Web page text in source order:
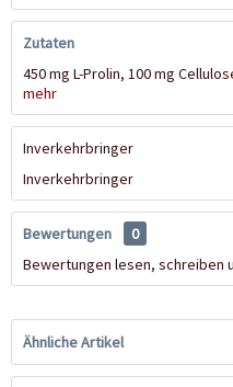
Zutaten
450 mg L-Prolin, 100 mg
mehr
Inverkehrbringer
Inverkehrbringer
Bewertungen
0
Bewertungen lesen, schreiben
Ähnliche Artikel